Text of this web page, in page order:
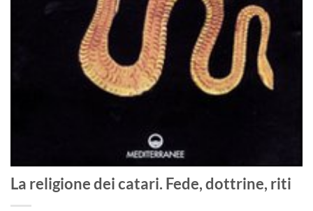
La religione dei catari. Fede, dottrine, riti